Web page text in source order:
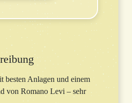
besten Anlagen und einem
von Romano Levi – sehr